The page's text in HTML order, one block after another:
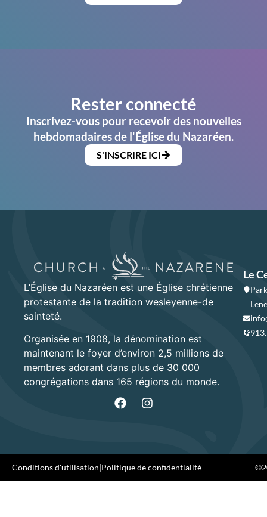
Rester connecté
Inscrivez-vous pour recevoir des nouvelles
hebdomadaires de l'Église du Nazaréen.
S'INSCRIRE ICI
L’Église du Nazaréen est une Église chrétienne
protestante de la tradition wesleyenne-de
sainteté.
Organisée en 1908, la dénomination est
maintenant le foyer d’environ 2,5 millions de
membres adorant dans plus de 30 000
congrégations dans 165 régions du monde.
Le
Conditions d'utilisation|Politique de confidentialité